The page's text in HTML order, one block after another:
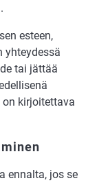
esteen,
yhteydessä
tai jättää
kirjoitettava
ennalta, jos se